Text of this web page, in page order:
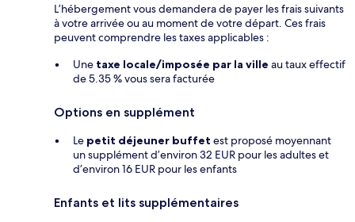
L’hébergement vous demandera de payer les frais suivants
à votre arrivée ou au moment de votre départ. Ces frais
peuvent comprendre les taxes applicables :
Une taxe locale/imposée par la ville au taux effectif
de 5.35 % vous sera facturée
Options en supplément
Le petit déjeuner buffet est proposé moyennant
un supplément d’environ 32 EUR pour les adultes et
d’environ 16 EUR pour les enfants
Enfants et lits supplémentaires